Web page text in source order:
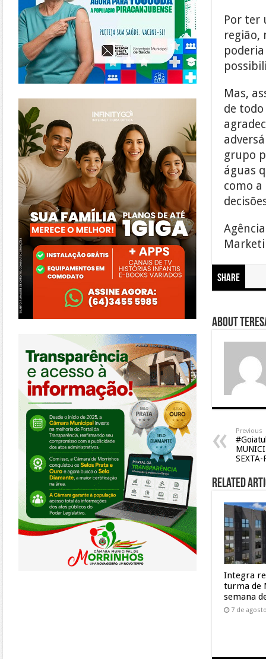
Por ter
região,
Mas,
de
grupo
águas
como
Share
About
Previous
SEXTA-
Related
Integra
turma de
semana
7 de
https://www.infinitygo.com.br/
https://morrinhos.go.leg.br/